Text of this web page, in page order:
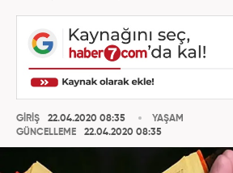
GİRİŞ
22.04.2020 08:35
GÜNCELLEME
22.04.2020 08:35
YAŞAM